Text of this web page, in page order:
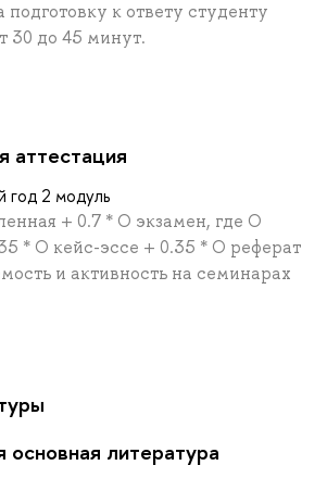
подготовку к ответу студенту
30 до 45 минут.
аттестация
год 2 модуль
+ 0.7 * О экзамен, где О
* О кейс-эссе + 0.35 * О реферат
и активность на семинарах
литература